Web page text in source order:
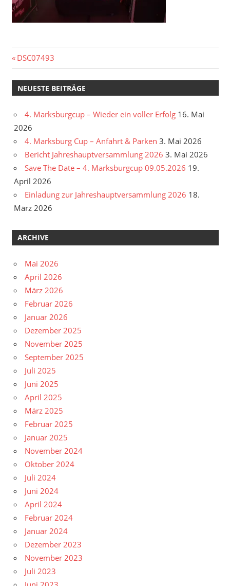
Beitragsnavigation
Vorheriger
Beitrag:
DSC07493
NEUESTE BEITRÄGE
4. Marksburgcup – Wieder ein voller Erfolg 16. Mai
2026
4. Marksburg Cup – Anfahrt & Parken 3. Mai 2026
Bericht Jahreshauptversammlung 2026 3. Mai 2026
Save The Date – 4. Marksburgcup 09.05.2026 19.
April 2026
Einladung zur Jahreshauptversammlung 2026 18.
März 2026
ARCHIVE
Mai 2026
April 2026
März 2026
Februar 2026
Januar 2026
Dezember 2025
November 2025
September 2025
Juli 2025
Juni 2025
April 2025
März 2025
Februar 2025
Januar 2025
November 2024
Oktober 2024
Juli 2024
Juni 2024
April 2024
Februar 2024
Januar 2024
Dezember 2023
November 2023
Juli 2023